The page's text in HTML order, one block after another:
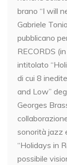
brano “I will
Gabriele
pubblicano
RECORDS
intitolato
di cui 8
and Low”
Georges
sonorità jazz
“Holidays in
possibile